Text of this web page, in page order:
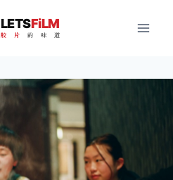
LETSFiLM
胶 片 的 味 道